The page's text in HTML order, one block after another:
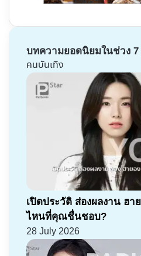
บทความยอดนิยมในช่วง
คนบันเทิง
เปิดประวัติ ส่องผลงาน ฮา
ไหนที่คุณชื่นชอบ?
28 July 2026